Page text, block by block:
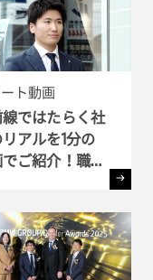
ト動画
ではたらく社
アルを1分の
ご紹介！職種